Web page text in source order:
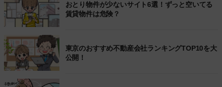
おとり物件が少ないサイト6選！ずっと空いてる
賃貸物件は危険？
東京のおすすめ不動産会社ランキングTOP10を大
公開！